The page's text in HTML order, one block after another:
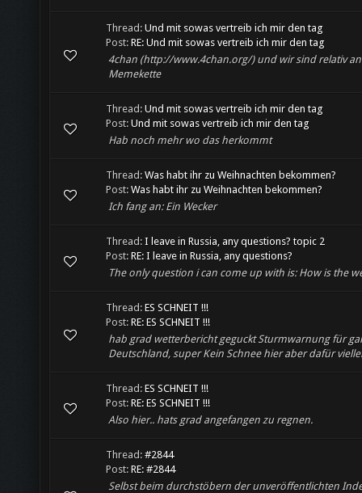
Thread: Und mit sowas vertreib ich mir den tag
Post: RE: Und mit sowas vertreib ich mir den tag
4chan (http://www.4chan.org/) und wir sind relativ
Memekette
Thread: Und mit sowas vertreib ich mir den tag
Post: Und mit sowas vertreib ich mir den tag
Hab noch mehr wo das herkommt
Thread: Was habt ihr zu Weihnachten bekommen?
Post: Was habt ihr zu Weihnachten bekommen?
Ich fang an: Ein Wecker
Thread: I leave in Russia, any questions? topic 2
Post: RE: I leave in Russia, any questions?
The only question i can come up with is: How is the
Thread: ES SCHNEIT !!!
Post: RE: ES SCHNEIT !!!
hab grad wetterbericht geguckt Sturmwarnung für
Deutschland, super Kein Schnee hier aber dafür
Thread: ES SCHNEIT !!!
Post: RE: ES SCHNEIT !!!
Also hier.. hats grad angefangen zu regnen.
Thread: #2844
Post: RE: #2844
Selbst beim durchstöbern der unveröffentlichten